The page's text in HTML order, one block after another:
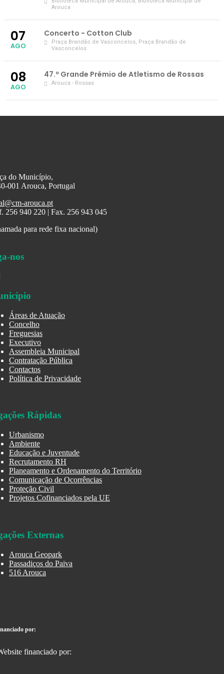
Arouca
07
AGO
Concerto - Cotton Club
Praça Brandão de Vasconcelos, Praça Brandão de
Vasconcelos
08
AGO
47.º Grande Prémio de Atletismo de Rossas
Arouca - Rossas
do Município,
001 Arouca, Portugal
arouca.pt
256 940 220 | Fax. 256 943 045
para rede fixa nacional)
nos
Áreas de Atuação
Concelho
Freguesias
Executivo
Assembleia Municipal
Contratação Pública
Contactos
Política de Privacidade
Rápidas
Urbanismo
Ambiente
Educação e Juventude
Recrutamento RH
Planeamento e Ordenamento do Território
Comunicação de Ocorrências
Proteção Civil
Projetos Cofinanciados pela UE
Externas
Arouca Geopark
Passadiços do Paiva
516 Arouca
por: